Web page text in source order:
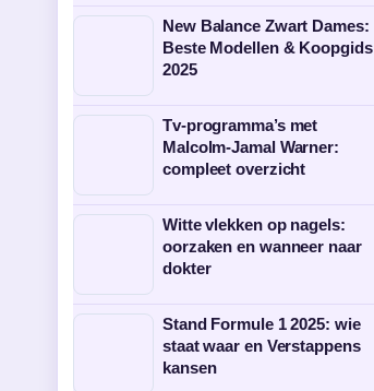
New Balance Zwart Dames:
Beste Modellen & Koopgids
2025
Tv-programma’s met
Malcolm-Jamal Warner:
compleet overzicht
Witte vlekken op nagels:
oorzaken en wanneer naar
dokter
Stand Formule 1 2025: wie
staat waar en Verstappens
kansen